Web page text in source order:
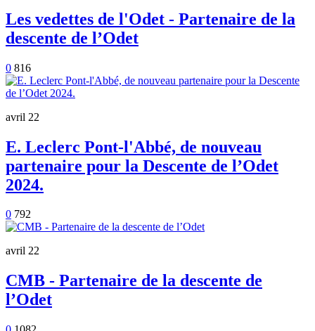
Les vedettes de l'Odet - Partenaire de la
descente de l’Odet
0 816
avril 22
E. Leclerc Pont-l'Abbé, de nouveau
partenaire pour la Descente de l’Odet
2024.
0 792
avril 22
CMB - Partenaire de la descente de
l’Odet